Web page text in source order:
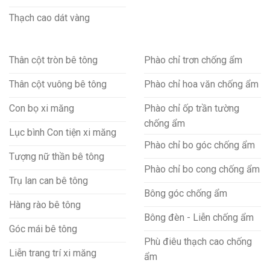
Thạch cao dát vàng
Thân cột tròn bê tông
Thân cột vuông bê tông
Con bọ xi măng
Lục bình Con tiện xi măng
Tượng nữ thần bê tông
Trụ lan can bê tông
Hàng rào bê tông
Góc mái bê tông
Liễn trang trí xi măng
Phào chỉ trơn chống ẩm
Phào chỉ hoa văn chống ẩm
Phào chỉ ốp trần tường
chống ẩm
Phào chỉ bo góc chống ẩm
Phào chỉ bo cong chống ẩm
Bông góc chống ẩm
Bông đèn - Liễn chống ẩm
Phù điêu thạch cao chống
ẩm